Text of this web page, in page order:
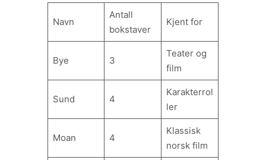
Navn
Antall
bokstaver
Kjent for
Bye 3
Teater og
film
Sund 4
Karakterrol
ler
Moan 4
Klassisk
norsk film